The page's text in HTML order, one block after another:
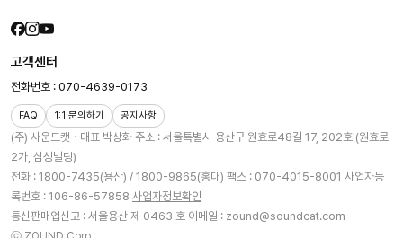
(주) 사운드캣ㆍ대표 박상화 주소 : 서울특별시 용산구 원효로48길 17, 202호 (원효로
2가, 삼성빌딩)
전화 : 1800-7435(용산) / 1800-9865(홍대) 팩스 : 070-4015-8001 사업자등
록번호 : 106-86-57858 사업자정보확인
통신판매업신고 : 서울용산 제 0463 호 이메일 : zound@soundcat.com
고객센터
전화번호 : 070-4639-0173
FAQ 1:1 문의하기 공지사항